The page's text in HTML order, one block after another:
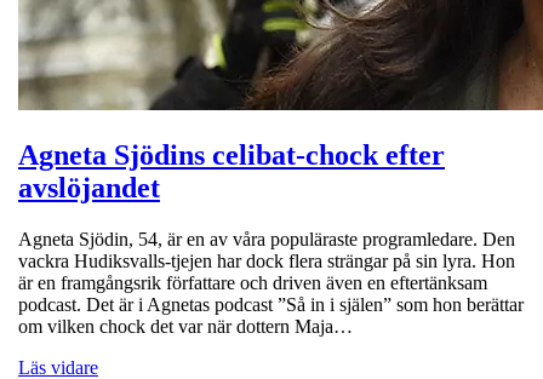
Agneta Sjödins celibat-chock efter
avslöjandet
Agneta Sjödin, 54, är en av våra populäraste programledare. Den
vackra Hudiksvalls-tjejen har dock flera strängar på sin lyra. Hon
är en framgångsrik författare och driven även en eftertänksam
podcast. Det är i Agnetas podcast ”Så in i själen” som hon berättar
om vilken chock det var när dottern Maja…
Läs vidare